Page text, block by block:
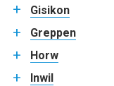
Gisikon
Greppen
Horw
Inwil